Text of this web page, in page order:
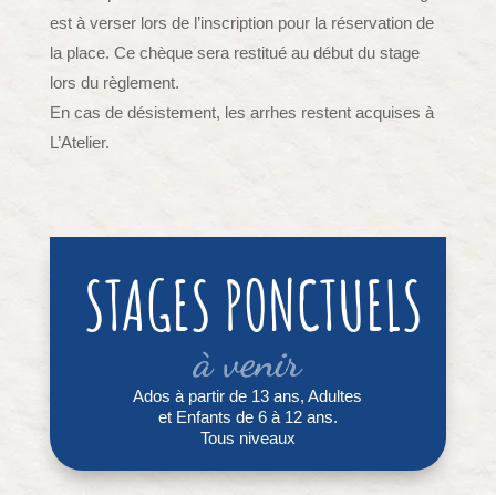
est à verser lors de l’inscription pour la réservation de
la place. Ce chèque sera restitué au début du stage
lors du règlement.
En cas de désistement, les arrhes restent acquises à
L’Atelier.
STAGES PONCTUELS
à venir
Ados à partir de 13 ans, Adultes
et Enfants de 6 à 12 ans.
Tous niveaux